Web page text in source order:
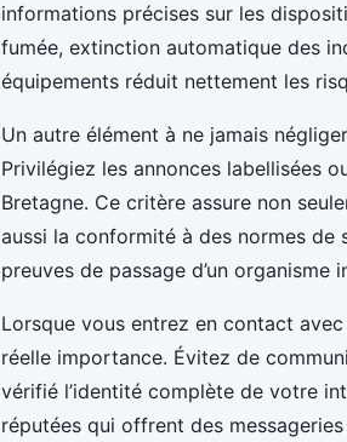
informations précises sur les
fumée, extinction automatique des
équipements réduit nettement les
Un autre élément à ne jamais
Privilégiez les annonces labellisées
Bretagne. Ce critère assure non
aussi la conformité à des normes de
preuves de passage d’un organisme
Lorsque vous entrez en contact
réelle importance. Évitez de
vérifié l’identité complète de votre
réputées qui offrent des